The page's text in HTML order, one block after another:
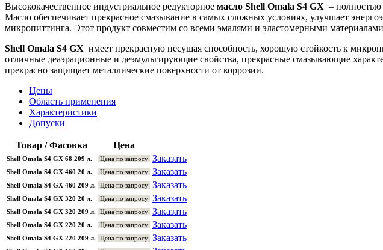
Высококачественное индустриальное редукторное масло Shell Omala S4 GX – полностью
Масло обеспечивает прекрасное смазывание в самых сложных условиях, улучшает
микропиттинга. Этот продукт совместим со всеми эмалями и эластомерными
Shell Omala S4 GX имеет прекрасную несущая способность, хорошую стойкость к
отличные деаэрационные и деэмульгирующие свойства, прекрасные смазывающие
прекрасно защищает металлические поверхности от коррозии.
Цены
Область применения
Характеристики
Допуски
Товар / Фасовка Цена
Shell Omala S4 GX 68 209 л. Цена по запросу Заказать
Shell Omala S4 GX 460 20 л. Цена по запросу Заказать
Shell Omala S4 GX 460 209 л. Цена по запросу Заказать
Shell Omala S4 GX 320 20 л. Цена по запросу Заказать
Shell Omala S4 GX 320 209 л. Цена по запросу Заказать
Shell Omala S4 GX 220 20 л. Цена по запросу Заказать
Shell Omala S4 GX 220 209 л. Цена по запросу Заказать